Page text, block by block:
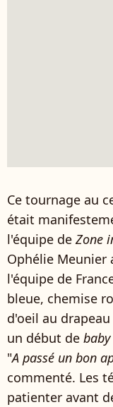
Ce tournage au
était
l'équipe de Zone
Ophélie Meunier
l'équipe de
bleue, chemise
d'oeil au
un début de
"A passé un bon
commenté. Les
patienter avant